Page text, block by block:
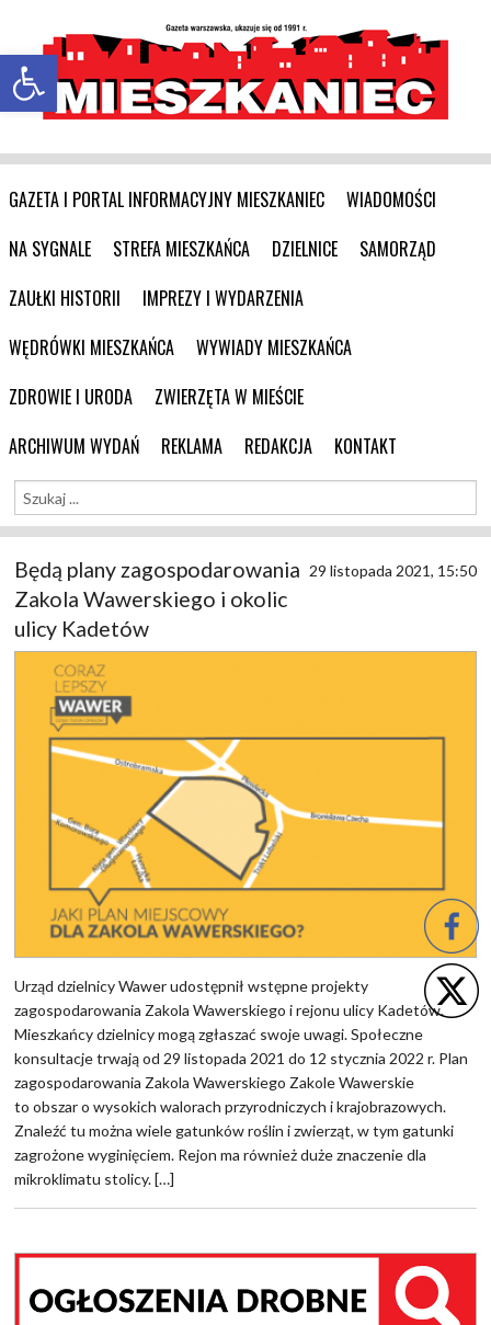
Otwórz pasek narzędzi
GAZETA I PORTAL INFORMACYJNY MIESZKANIEC
WIADOMOŚCI
NA SYGNALE
STREFA MIESZKAŃCA DZIELNICE
SAMORZĄD
ZAUŁKI HISTORII
IMPREZY I WYDARZENIA
WĘDRÓWKI MIESZKAŃCA
WYWIADY MIESZKAŃCA
ZDROWIE I URODA
ZWIERZĘTA W MIEŚCIE
ARCHIWUM WYDAŃ
REKLAMA REDAKCJA KONTAKT
Będą plany zagospodarowania
Zakola Wawerskiego i okolic
ulicy Kadetów
29 listopada 2021, 15:50
Urząd dzielnicy Wawer udostępnił wstępne projekty
zagospodarowania Zakola Wawerskiego i rejonu ulicy Kadetów.
Mieszkańcy dzielnicy mogą zgłaszać swoje uwagi. Społeczne
konsultacje trwają od 29 listopada 2021 do 12 stycznia 2022 r. Plan
zagospodarowania Zakola Wawerskiego Zakole Wawerskie
to obszar o wysokich walorach przyrodniczych i krajobrazowych.
Znaleźć tu można wiele gatunków roślin i zwierząt, w tym gatunki
zagrożone wyginięciem. Rejon ma również duże znaczenie dla
mikroklimatu stolicy. […]